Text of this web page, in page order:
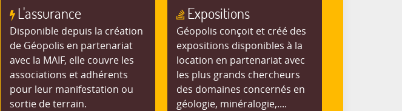
L'assurance
Disponible depuis la création
de Géopolis en partenariat
avec la MAIF, elle couvre les
associations et adhérents
pour leur manifestation ou
sortie de terrain.
Expositions
Géopolis conçoit et créé des
expositions disponibles à la
location en partenariat avec
les plus grands chercheurs
des domaines concernés en
géologie, minéralogie,....